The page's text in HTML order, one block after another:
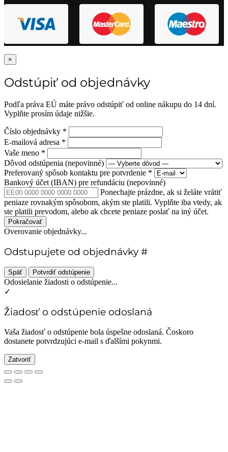
×
Odstúpiť od objednávky
Podľa práva EÚ máte právo odstúpiť od online nákupu do 14 dní.
Vyplňte prosím údaje nižšie.
Číslo objednávky *
E-mailová adresa *
Vaše meno *
Dôvod odstúpenia (nepovinné)
Preferovaný spôsob kontaktu pre potvrdenie *
Bankový účet (IBAN) pre refundáciu (nepovinné)
Ponechajte prázdne, ak si želáte vrátiť
peniaze rovnakým spôsobom, akým ste platili. Vyplňte iba vtedy, ak
ste platili prevodom, alebo ak chcete peniaze poslať na iný účet.
Pokračovať
Overovanie objednávky...
Odstupujete od objednávky #
Späť Potvrdiť odstúpenie
Odosielanie žiadosti o odstúpenie...
✓
Žiadosť o odstúpenie odoslaná
Vaša žiadosť o odstúpenie bola úspešne odoslaná. Čoskoro
dostanete potvrdzujúci e-mail s ďalšími pokynmi.
Zatvoriť